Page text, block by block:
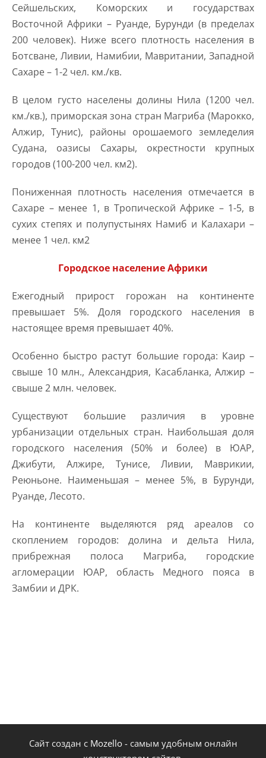
Сейшельских, Коморских и государствах
Восточной Африки – Руанде, Бурунди (в пределах
200 человек). Ниже всего плотность населения в
Ботсване, Ливии, Намибии, Мавритании, Западной
Сахаре – 1-2 чел. км./кв.
В целом густо населены долины Нила (1200 чел.
км./кв.), приморская зона стран Магриба (Марокко,
Алжир, Тунис), районы орошаемого земледелия
Судана, оазисы Сахары, окрестности крупных
городов (100-200 чел. км2).
Пониженная плотность населения отмечается в
Сахаре – менее 1, в Тропической Африке – 1-5, в
сухих степях и полупустынях Намиб и Калахари –
менее 1 чел. км2
Городское население Африки
Ежегодный прирост горожан на континенте
превышает 5%. Доля городского населения в
настоящее время превышает 40%.
Особенно быстро растут большие города: Каир –
свыше 10 млн., Александрия, Касабланка, Алжир –
свыше 2 млн. человек.
Существуют большие различия в уровне
урбанизации отдельных стран. Наибольшая доля
городского населения (50% и более) в ЮАР,
Джибути, Алжире, Тунисе, Ливии, Маврикии,
Реюньоне. Наименьшая – менее 5%, в Бурунди,
Руанде, Лесото.
На континенте выделяются ряд ареалов со
скоплением городов: долина и дельта Нила,
прибрежная полоса Магриба, городские
агломерации ЮАР, область Медного пояса в
Замбии и ДРК.
Сайт создан с Mozello- самым удобным онлайн